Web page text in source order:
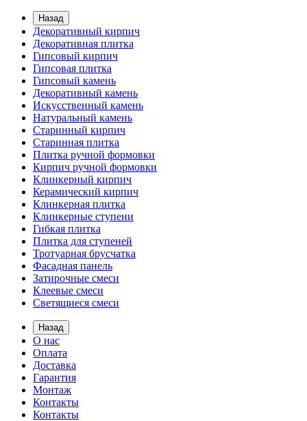
Назад
Декоративный кирпич
Декоративная плитка
Гипсовый кирпич
Гипсовая плитка
Гипсовый камень
Декоративный камень
Искусственный камень
Натуральный камень
Старинный кирпич
Старинная плитка
Плитка ручной формовки
Кирпич ручной формовки
Клинкерный кирпич
Керамический кирпич
Клинкерная плитка
Клинкерные ступени
Гибкая плитка
Плитка для ступеней
Тротуарная брусчатка
Фасадная панель
Затирочные смеси
Клеевые смеси
Светящиеся смеси
Назад
О нас
Оплата
Доставка
Гарантия
Монтаж
Контакты
Контакты